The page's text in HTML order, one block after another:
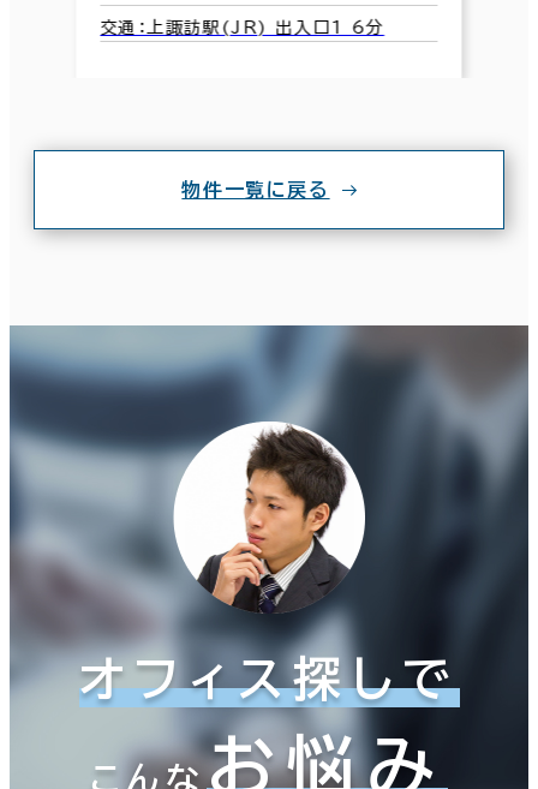
交通：上諏訪駅(JR) 出入口1 6分
物件一覧に戻る
オフィス探しで
こんなお悩み